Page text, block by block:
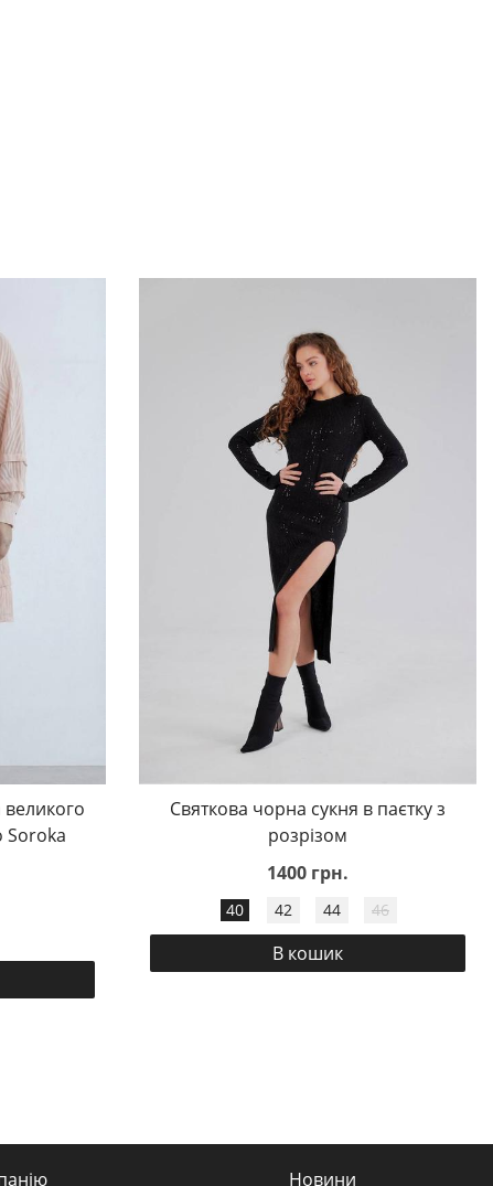
Soroka
Святкова чорна сукня в паєтку з
розрізом
1400 грн.
40 42 44 46
В кошик
Новини